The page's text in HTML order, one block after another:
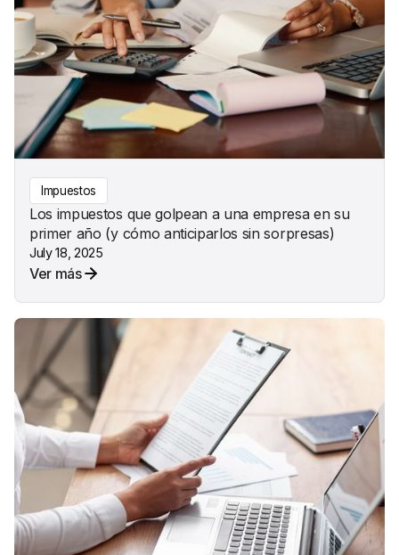
Impuestos
Los impuestos que golpean a una empresa en su
primer año (y cómo anticiparlos sin sorpresas)
July 18, 2025
Ver más